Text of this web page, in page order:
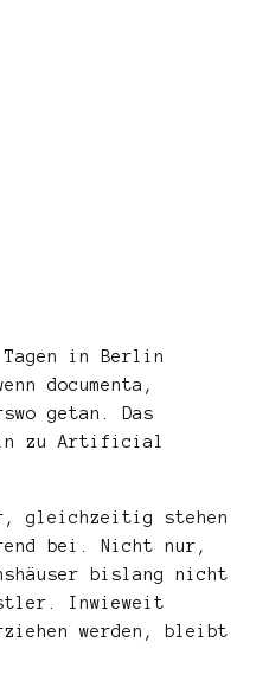
in Berlin
documenta,
getan. Das
zu Artificial
gleichzeitig stehen
bei. Nicht nur,
bislang nicht
Inwieweit
werden, bleibt